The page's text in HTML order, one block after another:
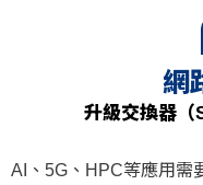
網
升級交換器（
AI、5G、HPC等應用需